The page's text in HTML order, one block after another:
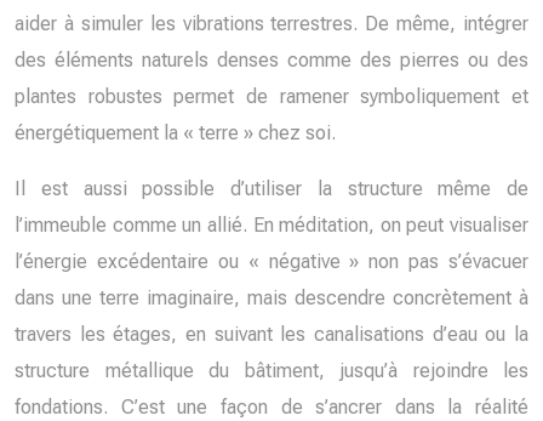
aider à simuler les vibrations terrestres. De même, intégrer
des éléments naturels denses comme des pierres ou des
plantes robustes permet de ramener symboliquement et
énergétiquement la « terre » chez soi.
Il est aussi possible d’utiliser la structure même de
l’immeuble comme un allié. En méditation, on peut visualiser
l’énergie excédentaire ou « négative » non pas s’évacuer
dans une terre imaginaire, mais descendre concrètement à
travers les étages, en suivant les canalisations d’eau ou la
structure métallique du bâtiment, jusqu’à rejoindre les
fondations. C’est une façon de s’ancrer dans la réalité